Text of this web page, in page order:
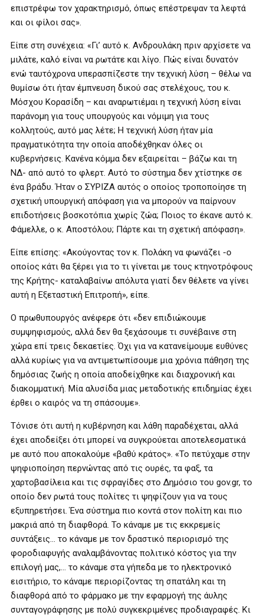
επιστρέφω τον χαρακτηρισμό, όπως επέστρεψαν τα λεφτά
και οι φίλοι σας».
Είπε στη συνέχεια: «Γι’ αυτό κ. Ανδρουλάκη πριν αρχίσετε να
μιλάτε, καλό είναι να ρωτάτε και λίγο. Πώς είναι δυνατόν
ενώ ταυτόχρονα υπερασπίζεστε την τεχνική λύση – θέλω να
θυμίσω ότι ήταν έμπνευση δικού σας στελέχους, του κ.
Μόσχου Κορασίδη – και αναρωτιέμαι η τεχνική λύση είναι
παράνομη για τους υπουργούς και νόμιμη για τους
κολλητούς, αυτό μας λέτε; Η τεχνική λύση ήταν μία
πραγματικότητα την οποία αποδέχθηκαν όλες οι
κυβερνήσεις. Κανένα κόμμα δεν εξαιρείται – βάζω και τη
ΝΔ- από αυτό το φλερτ. Αυτό το σύστημα δεν χτίστηκε σε
ένα βράδυ. Ήταν ο ΣΥΡΙΖΑ αυτός ο οποίος τροποποίησε τη
σχετική υπουργική απόφαση για να μπορούν να παίρνουν
επιδοτήσεις βοσκοτόπια χωρίς ζώα; Ποιος το έκανε αυτό κ.
Φάμελλε, ο κ. Αποστόλου; Πάρτε και τη σχετική απόφαση».
Είπε επίσης: «Ακούγοντας τον κ. Πολάκη να φωνάζει -ο
οποίος κάτι θα ξέρει για το τι γίνεται με τους κτηνοτρόφους
της Κρήτης- καταλαβαίνω απόλυτα γιατί δεν θέλετε να γίνει
αυτή η Εξεταστική Επιτροπή», είπε.
Ο πρωθυπουργός ανέφερε ότι «δεν επιδιώκουμε
συμψηφισμούς, αλλά δεν θα ξεχάσουμε τι συνέβαινε στη
χώρα επί τρεις δεκαετίες. Όχι για να κατανείμουμε ευθύνες
αλλά κυρίως για να αντιμετωπίσουμε μια χρόνια πάθηση της
δημόσιας ζωής η οποία αποδείχθηκε και διαχρονική και
διακομματική. Μία αλυσίδα μιας μεταδοτικής επιδημίας έχει
έρθει ο καιρός να τη σπάσουμε».
Τόνισε ότι αυτή η κυβέρνηση και λάθη παραδέχεται, αλλά
έχει αποδείξει ότι μπορεί να συγκρούεται αποτελεσματικά
με αυτό που αποκαλούμε «βαθύ κράτος». «Το πετύχαμε στην
ψηφιοποίηση περνώντας από τις ουρές, τα φαξ, τα
χαρτοβασίλεια και τις σφραγίδες στο Δημόσιο του gov.gr, το
οποίο δεν ρωτά τους πολίτες τι ψηφίζουν για να τους
εξυπηρετήσει. Ένα σύστημα πιο κοντά στον πολίτη και πιο
μακριά από τη διαφθορά. Το κάναμε με τις εκκρεμείς
συντάξεις… το κάναμε με τον δραστικό περιορισμό της
φοροδιαφυγής αναλαμβάνοντας πολιτικό κόστος για την
επιλογή μας,… το κάναμε στα γήπεδα με το ηλεκτρονικό
εισιτήριο, το κάναμε περιορίζοντας τη σπατάλη και τη
διαφθορά από το φάρμακο με την εφαρμογή της άυλης
συνταγογράφησης με πολύ συγκεκριμένες προδιαγραφές. Κι